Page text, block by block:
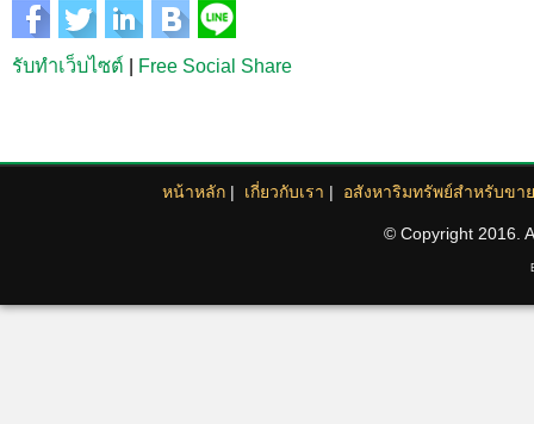
รับทำเว็บไซต์ | Free Social Share
หน้าหลัก| เกี่ยวกับเรา | อสังหาริมทรัพย์สำหรับขาย
© Copyright 2016.